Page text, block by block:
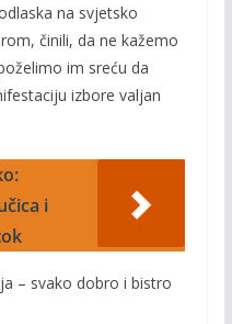
na svjetsko
činili, da ne kažemo
im sreću da
izbore valjan
i
– svako dobro i bistro